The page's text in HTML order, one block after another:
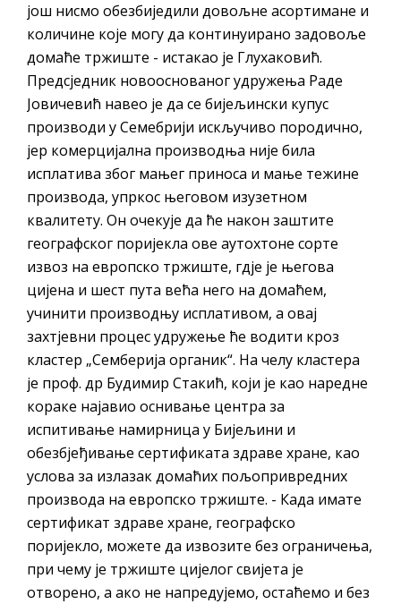
још нисмо обезбиједили довољне асортимане и
количине које могу да континуирано задовоље
домаће тржиште - истакао је Глухаковић.
Предсједник новооснованог удружења Раде
Јовичевић навео је да се бијељински купус
производи у Семебрији искључиво породично,
јер комерцијална производња није била
исплатива због мањег приноса и мање тежине
производа, упркос његовом изузетном
квалитету. Он очекује да ће након заштите
географског поријекла ове аутохтоне сорте
извоз на европско тржиште, гдје је његова
цијена и шест пута већа него на домаћем,
учинити производњу исплативом, а овај
захтјевни процес удружење ће водити кроз
кластер „Семберија органик“. На челу кластера
је проф. др Будимир Стакић, који је као наредне
кораке најавио оснивање центра за
испитивање намирница у Бијељини и
обезбјеђивање сертификата здраве хране, као
услова за излазак домаћих пољопривредних
производа на европско тржиште. - Када имате
сертификат здраве хране, географско
поријекло, можете да извозите без ограничења,
при чему је тржиште цијелог свијета је
отворено, а ако не напредујемо, остаћемо и без